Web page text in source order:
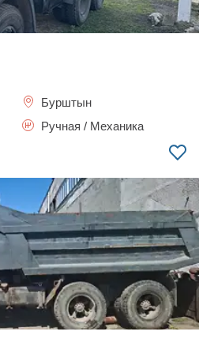
Бурштын
Ручная / Механика